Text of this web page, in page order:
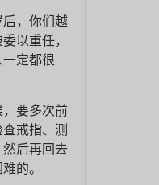
，你们越
以重任，
定都很
要多次前
戒指、测
然后再回去
的。